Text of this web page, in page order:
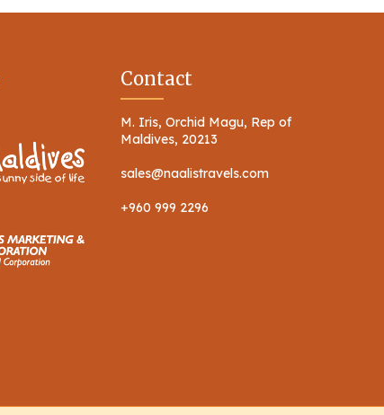
Contact
M. Iris, Orchid Magu, Rep of
Maldives, 20213
sales@naalistravels.com
+960 999 2296